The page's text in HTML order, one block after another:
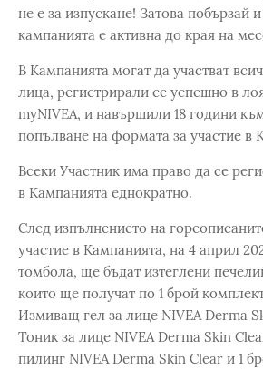
не е за изпускане! Затова побързай
кампанията е активна до края на
В Кампанията могат да участват
лица, регистрирали се успешно в
myNIVEA, и навършили 18 години
попълване на формата за участие в
Всеки Участник има право да се
в Кампанията еднократно.
След изпълнението на
участие в Кампанията, на 4 април
томбола, ще бъдат изтеглени
които ще получат по 1 брой
Измиващ гел за лице NIVEA Derma
Тоник за лице NIVEA Derma Skin
пилинг NIVEA Derma Skin Clear и 1